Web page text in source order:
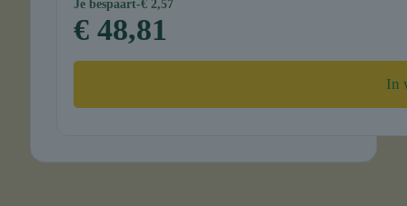
Je bespaart-€ 2,57
€ 48,81
In